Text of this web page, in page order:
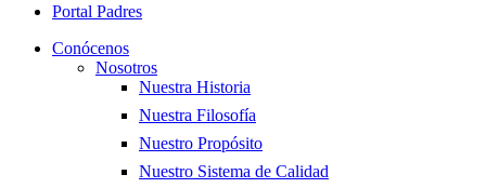
Portal Padres
Conócenos
Nosotros
Nuestra Historia
Nuestra Filosofía
Nuestro Propósito
Nuestro Sistema de Calidad